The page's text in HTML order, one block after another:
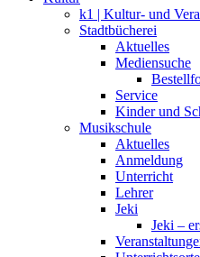
k1 | Kultur- und
Stadtbücherei
Aktuelles
Mediensuche
Service
Kinder und
Musikschule
Aktuelles
Anmeldung
Unterricht
Lehrer
Jeki
Jeki –